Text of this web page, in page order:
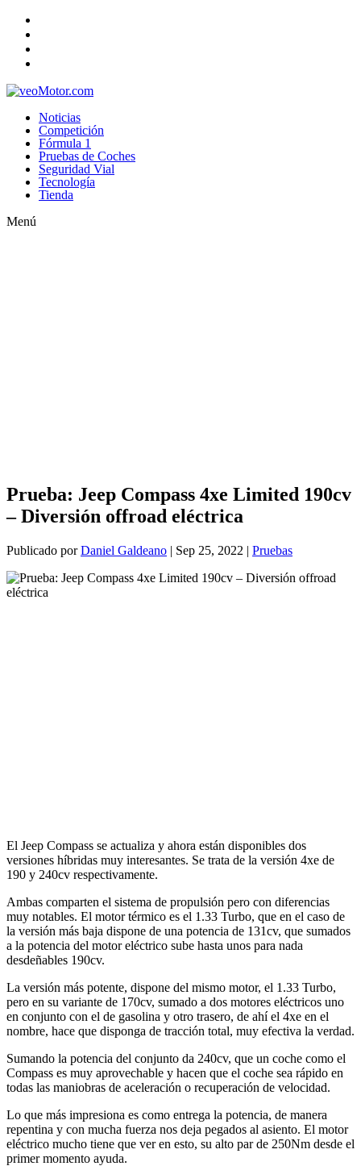
Noticias
Competición
Fórmula 1
Pruebas de Coches
Seguridad Vial
Tecnología
Tienda
Menú
Prueba: Jeep Compass 4xe Limited 190cv
– Diversión offroad eléctrica
Publicado porDaniel Galdeano | Sep 25, 2022 | Pruebas
El Jeep Compass se actualiza y ahora están disponibles dos
versiones híbridas muy interesantes. Se trata de la versión 4xe de
190 y 240cv respectivamente.
Ambas comparten el sistema de propulsión pero con diferencias
muy notables. El motor térmico es el 1.33 Turbo, que en el caso de
la versión más baja dispone de una potencia de 131cv, que sumados
a la potencia del motor eléctrico sube hasta unos para nada
desdeñables 190cv.
La versión más potente, dispone del mismo motor, el 1.33 Turbo,
pero en su variante de 170cv, sumado a dos motores eléctricos uno
en conjunto con el de gasolina y otro trasero, de ahí el 4xe en el
nombre, hace que disponga de tracción total, muy efectiva la verdad.
Sumando la potencia del conjunto da 240cv, que un coche como el
Compass es muy aprovechable y hacen que el coche sea rápido en
todas las maniobras de aceleración o recuperación de velocidad.
Lo que más impresiona es como entrega la potencia, de manera
repentina y con mucha fuerza nos deja pegados al asiento. El motor
eléctrico mucho tiene que ver en esto, su alto par de 250Nm desde el
primer momento ayuda.